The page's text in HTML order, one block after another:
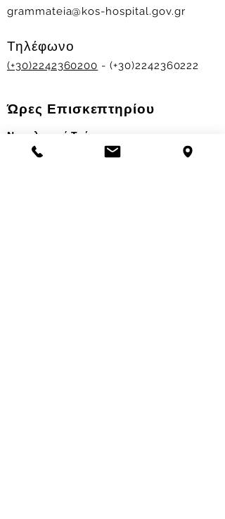
grammateia@kos-hospital.gov.gr
Τηλέφωνο
(+30)2242360200 - (+30)2242360222
Ώρες Επισκεπτηρίου
Νοσηλευτικά Τμήματα
Χειμερινό ωράριο: 11.00-13.00
17.30-19.30